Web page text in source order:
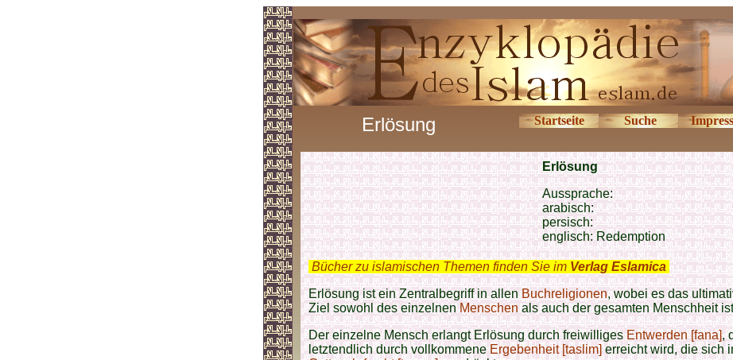
Erlösung Startseite Suche
Erlösung
Aussprache:
arabisch:
persisch:
englisch:Redemption
Bücher zu islamischen Themen finden Sie im Verlag Eslamica
Erlösung ist ein Zentralbegriff in allenBuchreligionen, wobei es das
Ziel sowohl des einzelnenMenschenals auch der gesamten Menschheit
Der einzelne Mensch erlangt Erlösung durch freiwilligesEntwerden [fana],
letztendlich durch vollkommeneErgebenheit [taslim]erreicht wird, die sich